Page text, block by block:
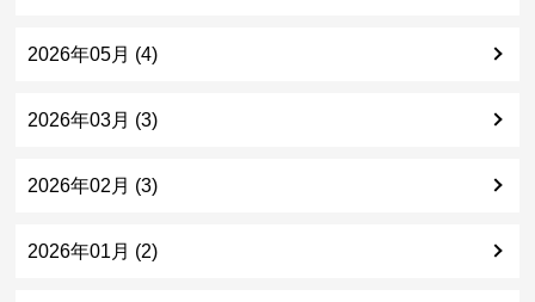
2026年05月 (4)
2026年03月 (3)
2026年02月 (3)
2026年01月 (2)